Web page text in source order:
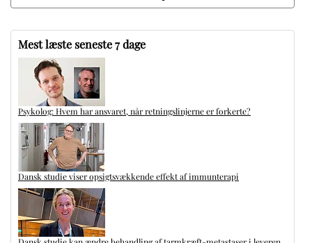
Mest læste seneste 7 dage
Psykolog: Hvem har ansvaret, når retningslinjerne er forkerte?
Dansk studie viser opsigtsvækkende effekt af immunterapi